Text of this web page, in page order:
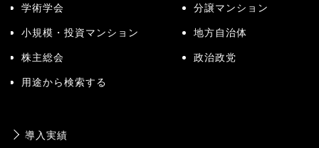
学術学会 分譲マンション
小規模・投資マンション 地方自治体
株主総会 政治政党
用途から検索する
導入実績